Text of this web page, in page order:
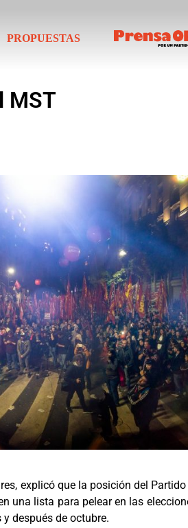
PROPUESTAS
MST
explicó que la posición del
una lista para pelear en las
después de octubre.